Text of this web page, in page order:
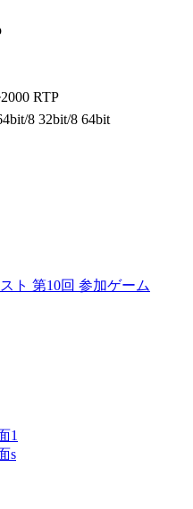
RTP
8 32bit/8 64bit
ト 第10回 参加ゲーム